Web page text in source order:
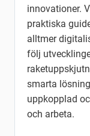
innovationer.
praktiska
alltmer
följ
smarta
uppkopplad
och arbeta.